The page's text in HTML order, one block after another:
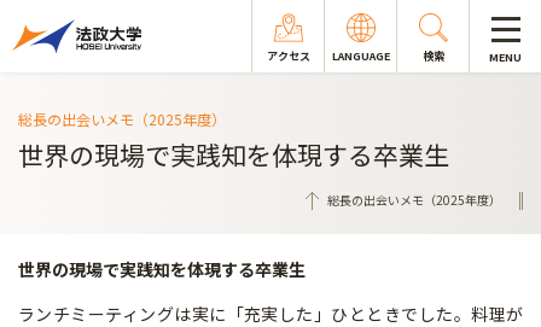
アクセス LANGUAGE 検索 MENU
総長の出会いメモ（2025年度）
世界の現場で実践知を体現する卒業生
総長の出会いメモ（2025年度）
世界の現場で実践知を体現する卒業生
ランチミーティングは実に「充実した」ひとときでした。料理が